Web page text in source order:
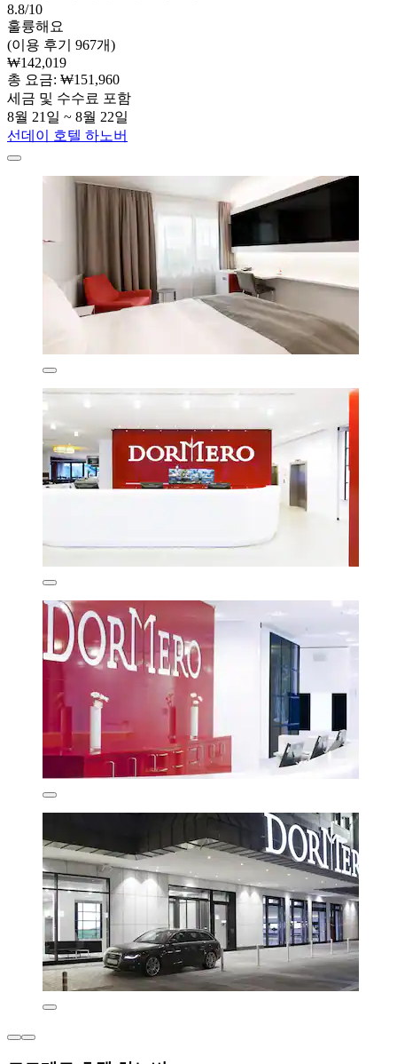
8.8/10
훌륭해요
(이용 후기 967개)
₩142,019
총 요금: ₩151,960
세금 및 수수료 포함
8월 21일 ~ 8월 22일
선데이 호텔 하노버